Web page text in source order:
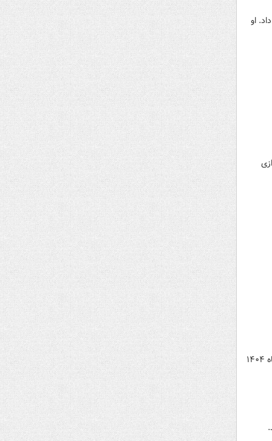
او
حکم قصاص قاتل شهید سرگرد محمدجواد بخشیان، از نیروهای فداکار انتظامی که در جریان کودتای صهیونیستی دی‌ماه ۱۴۰۴